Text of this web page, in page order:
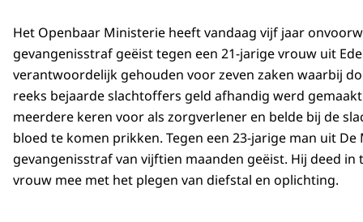
Het Openbaar Ministerie heeft vandaag vijf jaar
gevangenisstraf geëist tegen een 21-jarige vrouw uit
verantwoordelijk gehouden voor zeven zaken waarbij
reeks bejaarde slachtoffers geld afhandig werd
meerdere keren voor als zorgverlener en belde bij de
bloed te komen prikken. Tegen een 23-jarige man uit De
gevangenisstraf van vijftien maanden geëist. Hij deed in
vrouw mee met het plegen van diefstal en oplichting.